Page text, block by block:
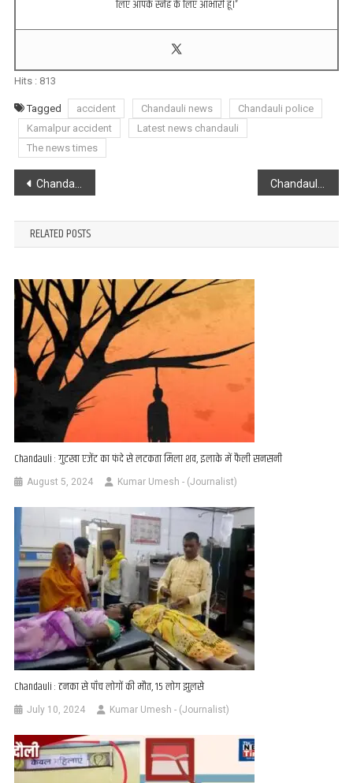
लिए आपके स्नेह के लिए आभारी हूँ।”
Hits : 813
Tagged accident Chandauli news
Chandauli police
Kamalpur accident
Latest news chandauli
The news times
Post
navigation
Chandauli : परीक्षा देकर लौट रहे 3 बाइक सवार युवकों को बोलेरो ने मारी टक्कर, 2 की हालत नाजुक
RELATED POSTS
Chandauli : गुटखा एजेंट का फंदे से लटकता मिला शव, इलाके में फैली सनसनी
August 5, 2024 Kumar Umesh - (Journalist)
Chandauli : ठनका से पाँच लोगों की मौत, 15 लोग झुलसे
July 10, 2024 Kumar Umesh - (Journalist)